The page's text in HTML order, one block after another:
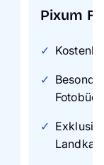
Pixum